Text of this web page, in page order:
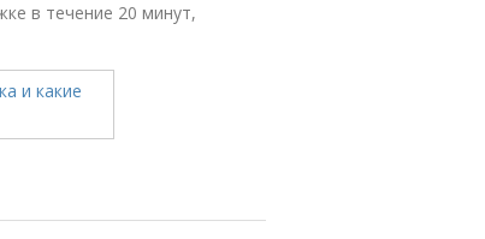
в течение 20 минут,